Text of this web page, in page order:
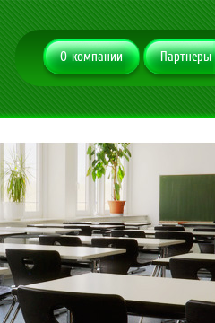
О компании Партнеры